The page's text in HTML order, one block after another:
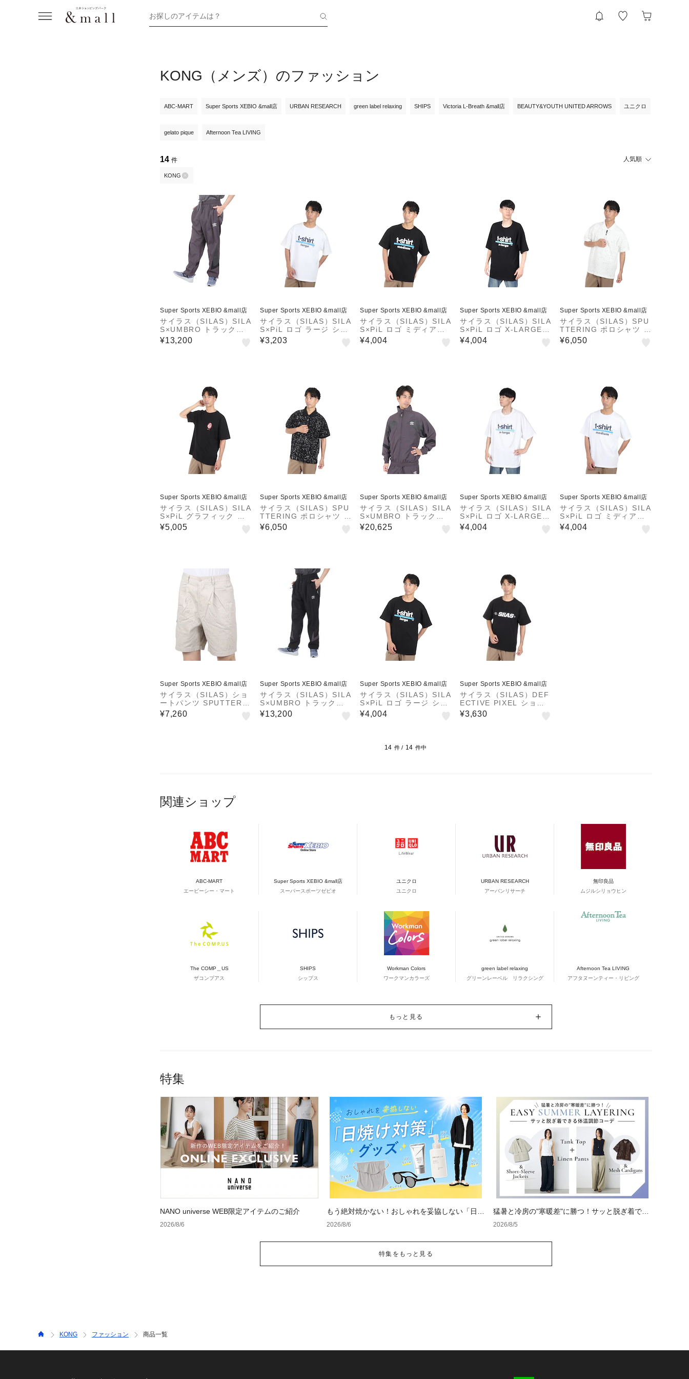
お探しのアイテムは？
KONG（メンズ）のファッション
ABC-MART Super Sports XEBIO &mall店 URBAN RESEARCH green label relaxing SHIPS Victoria L-Breath &mall店 BEAUTY&YOUTH UNITED ARROWS ユニクロ
gelato pique Afternoon Tea LIVING
14 件 人気順
KONG
Super Sports XEBIO &mall店
サイラス（SILAS）SILA
S×UMBRO トラックパ
ンツ 110241031004-C
HARCOAL
¥13,200
Super Sports XEBIO &mall店
サイラス（SILAS）SILA
S×PiL ロゴ ラージ ショ
ートスリーブ Tシャツ 1
10242011018-WHITE
¥3,203
Super Sports XEBIO &mall店
サイラス（SILAS）SILA
S×PiL ロゴ ミディアム
ショートスリーブ Tシャ
ツ 110242011017-BLA
¥4,004
Super Sports XEBIO &mall店
サイラス（SILAS）SILA
S×PiL ロゴ X-LARGE
ショートスリーブ Tシャ
ツ 110242011019-BLA
¥4,004
Super Sports XEBIO &mall店
サイラス（SILAS）SPU
TTERING ポロシャツ 1
10242014001-WHITE
¥6,050
Super Sports XEBIO &mall店
サイラス（SILAS）SILA
S×PiL グラフィック シ
ョートスリーブ Tシャツ
110242011020-BLACK
¥5,005
Super Sports XEBIO &mall店
サイラス（SILAS）SPU
TTERING ポロシャツ 1
10242014001-BLACK
¥6,050
Super Sports XEBIO &mall店
サイラス（SILAS）SILA
S×UMBRO トラックジ
ャケット 11024102100
4-CHARCOAL
¥20,625
Super Sports XEBIO &mall店
サイラス（SILAS）SILA
S×PiL ロゴ X-LARGE
ショートスリーブ Tシャ
ツ 110242011019-WHI
¥4,004
Super Sports XEBIO &mall店
サイラス（SILAS）SILA
S×PiL ロゴ ミディアム
ショートスリーブ Tシャ
ツ 110242011017-WHI
¥4,004
Super Sports XEBIO &mall店
サイラス（SILAS）ショ
ートパンツ SPUTTERIN
G SHORTS 110242031
003-BEIGE
¥7,260
Super Sports XEBIO &mall店
サイラス（SILAS）SILA
S×UMBRO トラックパ
ンツ 110241031004-B
LACK
¥13,200
Super Sports XEBIO &mall店
サイラス（SILAS）SILA
S×PiL ロゴ ラージ ショ
ートスリーブ Tシャツ 1
10242011018-BLACK
¥4,004
Super Sports XEBIO &mall店
サイラス（SILAS）DEF
ECTIVE PIXEL ショー
トスリーブ Tシャツ 110
242011034-BLACK
¥3,630
14 件 / 14 件中
関連ショップ
ABC-MART
エービーシー・マート
Super Sports XEBIO &mall店
スーパースポーツゼビオ
ユニクロ
ユニクロ
URBAN RESEARCH
アーバンリサーチ
無印良品
ムジルシリョウヒン
The COMP＿US
ザコンプアス
SHIPS
シップス
Workman Colors
ワークマンカラーズ
green label relaxing
グリーンレーベル リラクシング
Afternoon Tea LIVING
アフタヌーンティー・リビング
もっと見る
特集
NANO universe WEB限定アイテムのご紹介
2026/8/6
もう絶対焼かない！おしゃれを妥協しない「日焼
け対策」グッズ
2026/8/6
猛暑と冷房の"寒暖差"に勝つ！サッと脱ぎ着でき
る体温調節コーデ
2026/8/5
特集をもっと見る
KONG ファッション 商品一覧